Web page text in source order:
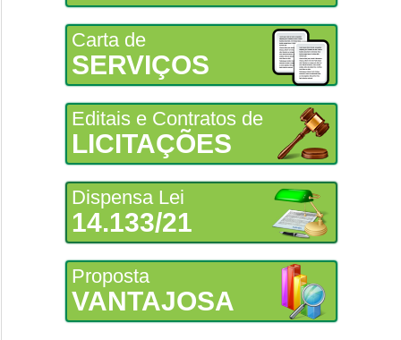
Carta de
SERVIÇOS
Editais e Contratos de
LICITAÇÕES
Dispensa Lei
14.133/21
Proposta
VANTAJOSA